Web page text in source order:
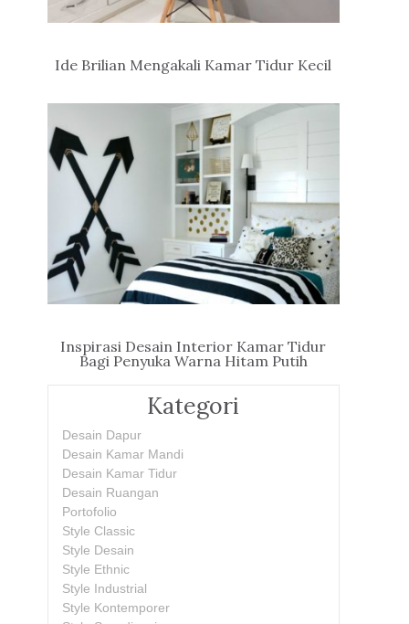
Ide Brilian Mengakali Kamar Tidur Kecil
Inspirasi Desain Interior Kamar Tidur
Bagi Penyuka Warna Hitam Putih
Kategori
Desain Dapur
Desain Kamar Mandi
Desain Kamar Tidur
Desain Ruangan
Portofolio
Style Classic
Style Desain
Style Ethnic
Style Industrial
Style Kontemporer